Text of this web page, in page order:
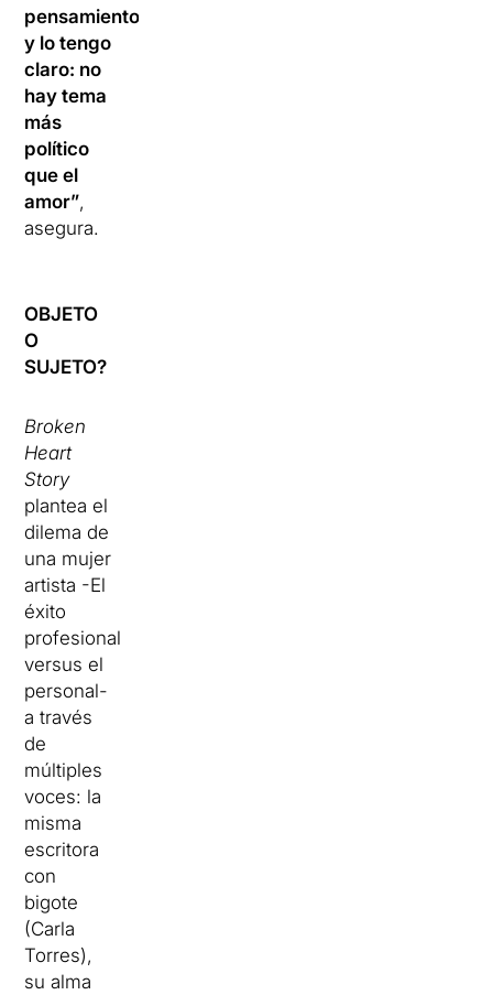
pensamiento
y lo tengo
claro: no
hay tema
más
político
que el
amor”,
asegura.
OBJETO
O
SUJETO?
Broken
Heart
Story
plantea el
dilema de
una mujer
artista -El
éxito
profesional
versus el
personal-
a través
de
múltiples
voces: la
misma
escritora
con
bigote
(Carla
Torres),
su alma